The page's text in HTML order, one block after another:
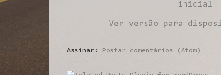
inicial
Ver versão para
Assinar: Postar comentários (Atom)